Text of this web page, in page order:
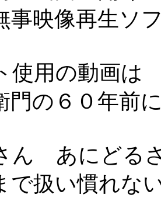
事映像再生
使用の動画は
門の６０年前
ん あにどる
扱い慣れな